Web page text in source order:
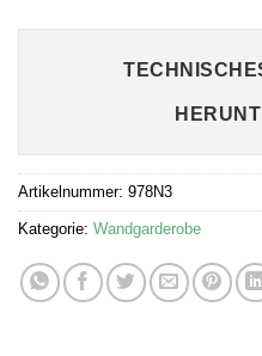
Artikelnummer: 978N3
Kategorie: Wandgarderobe